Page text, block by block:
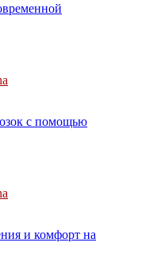
с помощью
и комфорт на